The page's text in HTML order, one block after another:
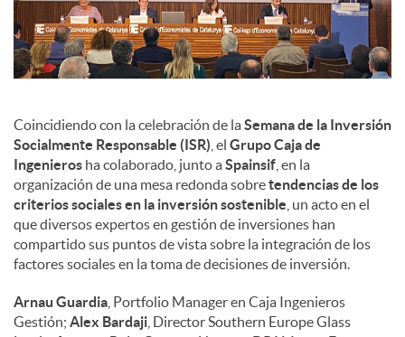
Coincidiendo con la celebración de laSemana de la Inversión
Socialmente Responsable (ISR) , el Grupo Caja de
Ingenieros ha colaborado, junto aSpainsif , en la
organización de una mesa redonda sobretendencias de los
criterios sociales en la inversión sostenible , un acto en el
que diversos expertos en gestión de inversiones han
compartido sus puntos de vista sobre la integración de los
factores sociales en la toma de decisiones de inversión.
Arnau Guardia , Portfolio Manager en Caja Ingenieros
Gestión; Alex Bardaji , Director Southern Europe Glass